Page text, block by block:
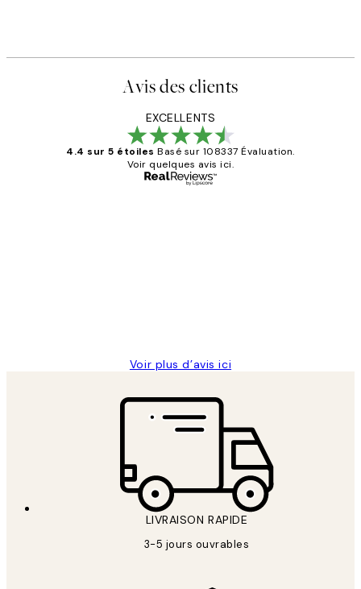
Avis des clients
EXCELLENTS
4.4 sur 5 étoiles Basé sur 108337 Évaluation.
Voir quelques avis ici.
Voir plus d’avis ici
LIVRAISON RAPIDE
3-5 jours ouvrables